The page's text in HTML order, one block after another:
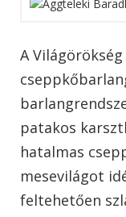
A
patakos
hatalmas
mesevilágot
feltehetően